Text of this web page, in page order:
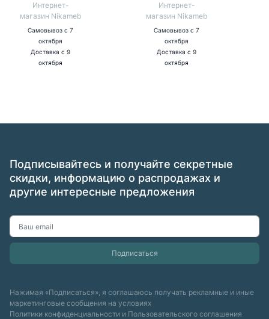
Интернет-
магазин Nikameb
Самовывозс 7
октября
Доставка с 9
октября
Интернет-
магазин Nikameb
Самовывозс 7
октября
Доставка с 9
октября
Подписывайтесь и получайте секретные
скидки, информацию о распродажах и
другие интересные предложения
Нажимая «Подписаться», я соглашаюсь получать рекламные и иные
маркетинговые сообщения на условиях
Политики конфиденциальности и Пользовательского соглашения